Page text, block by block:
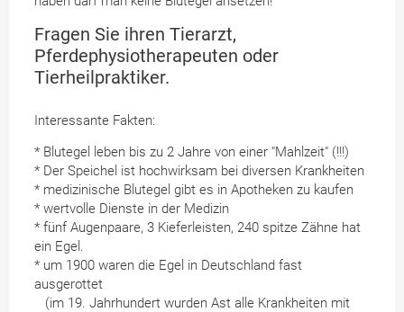
Fragen Sie ihren Tierarzt,
Pferdephysiotherapeuten oder
Tierheilpraktiker.
Interessante Fakten:
* Blutegel leben bis zu 2 Jahre von einer "Mahlzeit" (!!!)
* Der Speichel ist hochwirksam bei diversen Krankheiten
* medizinische Blutegel gibt es in Apotheken zu kaufen
* wertvolle Dienste in der Medizin
* fünf Augenpaare, 3 Kieferleisten, 240 spitze Zähne hat
ein Egel.
* um 1900 waren die Egel in Deutschland fast
ausgerottet
(im 19. Jahrhundert wurden Ast alle Krankheiten mit